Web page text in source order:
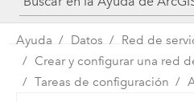
Ayuda Datos
Red de
Crear y configurar una red
Tareas de configuración